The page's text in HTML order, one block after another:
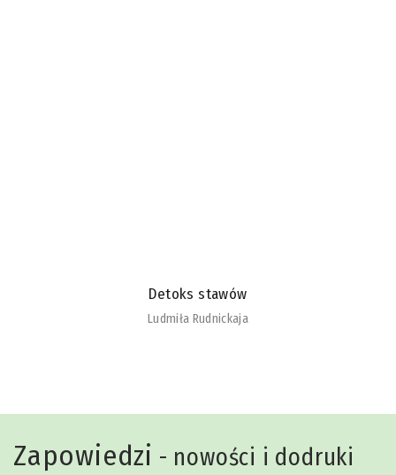
Detoks stawów
Ludmiła Rudnickaja
Zapowiedzi - nowości i dodruki